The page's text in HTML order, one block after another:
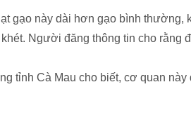
gạo này dài hơn gạo bình thường,
Người đăng thông tin cho rằng
tỉnh Cà Mau cho biết, cơ quan